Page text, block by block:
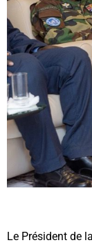
Le Président de